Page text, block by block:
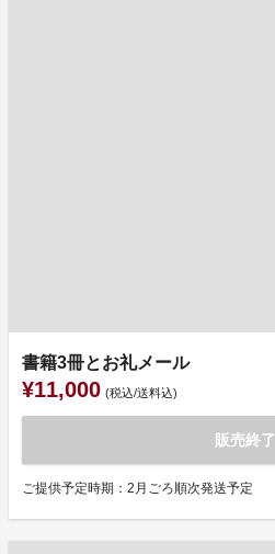
書籍3冊とお礼メール
¥11,000 (税込/送料込)
販売終了
ご提供予定時期：2月ごろ順次発送予定